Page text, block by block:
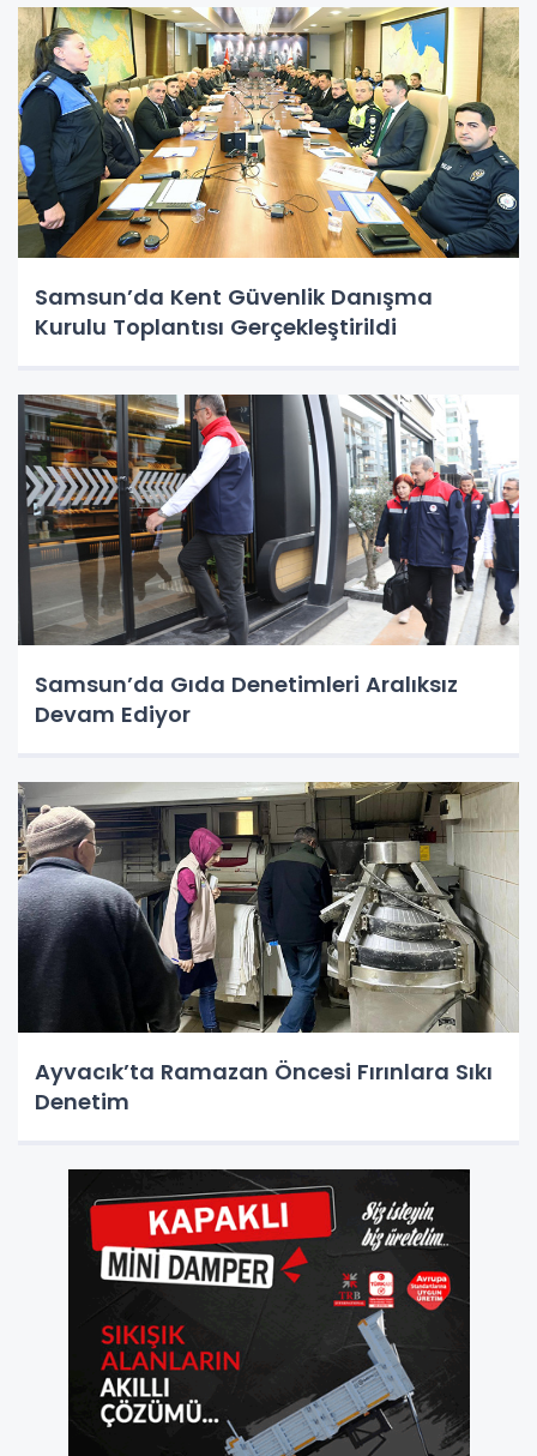
Samsun’da Kent Güvenlik Danışma
Kurulu Toplantısı Gerçekleştirildi
Samsun’da Gıda Denetimleri Aralıksız
Devam Ediyor
Ayvacık’ta Ramazan Öncesi Fırınlara Sıkı
Denetim